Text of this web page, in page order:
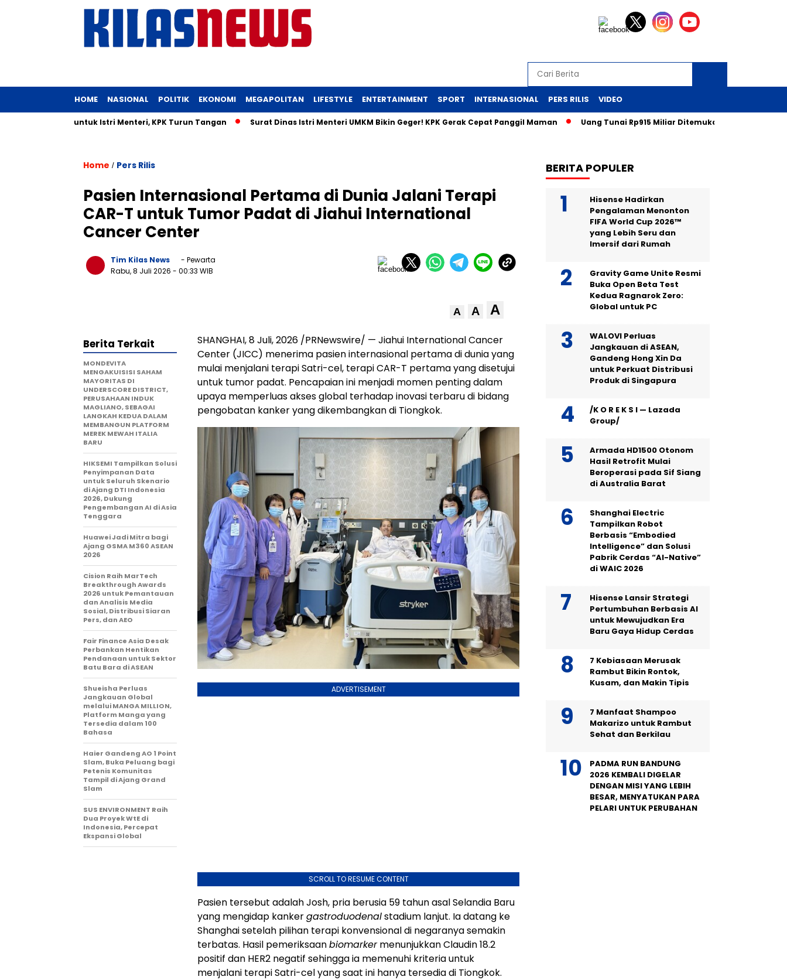
HOME NASIONAL POLITIK EKONOMI MEGAPOLITAN LIFESTYLE ENTERTAINMENT SPORT INTERNASIONAL PERS RILIS VIDEO
UMKM untuk Istri Menteri, KPK Turun Tangan Surat Dinas Istri Menteri UMKM Bikin Geger! KPK Gerak Cepat Panggil Maman Uang Tunai Rp915 Miliar Ditemukan: Kejutan dari Laci
Home / Pers Rilis
Pasien Internasional Pertama di Dunia Jalani Terapi
CAR-T untuk Tumor Padat di Jiahui International
Cancer Center
Tim Kilas News
- Pewarta
Rabu, 8 Juli 2026 - 00:33 WIB
A A A
SHANGHAI,8 Juli, 2026 /PRNewswire/ — Jiahui International Cancer
Center (JICC) menerima pasien internasional pertama di dunia yang
mulai menjalani terapi Satri-cel, terapi CAR-T pertama yang disetujui
untuk tumor padat. Pencapaian ini menjadi momen penting dalam
upaya memperluas akses global terhadap inovasi terbaru di bidang
pengobatan kanker yang dikembangkan di Tiongkok.
ADVERTISEMENT
SCROLL TO RESUME CONTENT
Pasien tersebut adalah Josh, pria berusia 59 tahun asal Selandia Baru
yang mengidap kankergastroduodenalstadium lanjut. Ia datang ke
Shanghai setelah pilihan terapi konvensional di negaranya semakin
terbatas. Hasil pemeriksaanbiomarkermenunjukkan Claudin 18.2
positif dan HER2 negatif sehingga ia memenuhi kriteria untuk
menjalani terapi Satri-cel yang saat ini hanya tersedia di Tiongkok.
Berita Terkait
MONDEVITA
MENGAKUISISI SAHAM
MAYORITAS DI
UNDERSCORE DISTRICT,
PERUSAHAAN INDUK
MAGLIANO, SEBAGAI
LANGKAH KEDUA DALAM
MEMBANGUN PLATFORM
MEREK MEWAH ITALIA
BARU
HIKSEMI Tampilkan Solusi
Penyimpanan Data
untuk Seluruh Skenario
di Ajang DTI Indonesia
2026, Dukung
Pengembangan AI di Asia
Tenggara
Huawei Jadi Mitra bagi
Ajang GSMA M360 ASEAN
2026
Cision Raih MarTech
Breakthrough Awards
2026 untuk Pemantauan
dan Analisis Media
Sosial, Distribusi Siaran
Pers, dan AEO
Fair Finance Asia Desak
Perbankan Hentikan
Pendanaan untuk Sektor
Batu Bara di ASEAN
Shueisha Perluas
Jangkauan Global
melalui MANGA MILLION,
Platform Manga yang
Tersedia dalam 100
Bahasa
Haier Gandeng AO 1 Point
Slam, Buka Peluang bagi
Petenis Komunitas
Tampil di Ajang Grand
Slam
SUS ENVIRONMENT Raih
Dua Proyek WtE di
Indonesia, Percepat
Ekspansi Global
BERITA POPULER
Hisense Hadirkan
Pengalaman Menonton
FIFA World Cup 2026™
yang Lebih Seru dan
Imersif dari Rumah
Gravity Game Unite Resmi
Buka Open Beta Test
Kedua Ragnarok Zero:
Global untuk PC
WALOVI Perluas
Jangkauan di ASEAN,
Gandeng Hong Xin Da
untuk Perkuat Distribusi
Produk di Singapura
/K O R E K S I — Lazada
Group/
Armada HD1500 Otonom
Hasil Retrofit Mulai
Beroperasi pada Sif Siang
di Australia Barat
Shanghai Electric
Tampilkan Robot
Berbasis “Embodied
Intelligence” dan Solusi
Pabrik Cerdas “AI-Native”
di WAIC 2026
Hisense Lansir Strategi
Pertumbuhan Berbasis AI
untuk Mewujudkan Era
Baru Gaya Hidup Cerdas
7 Kebiasaan Merusak
Rambut Bikin Rontok,
Kusam, dan Makin Tipis
7 Manfaat Shampoo
Makarizo untuk Rambut
Sehat dan Berkilau
PADMA RUN BANDUNG
2026 KEMBALI DIGELAR
DENGAN MISI YANG LEBIH
BESAR, MENYATUKAN PARA
PELARI UNTUK PERUBAHAN